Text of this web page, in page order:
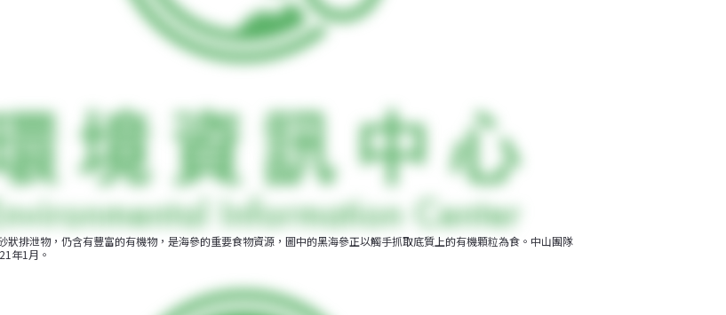
狀排泄物，仍含有豐富的有機物，是海參的重要食物資源，圖中的黑海參正以觸手抓取底質上的有機顆粒為食。中山團隊
年‎1‎月。